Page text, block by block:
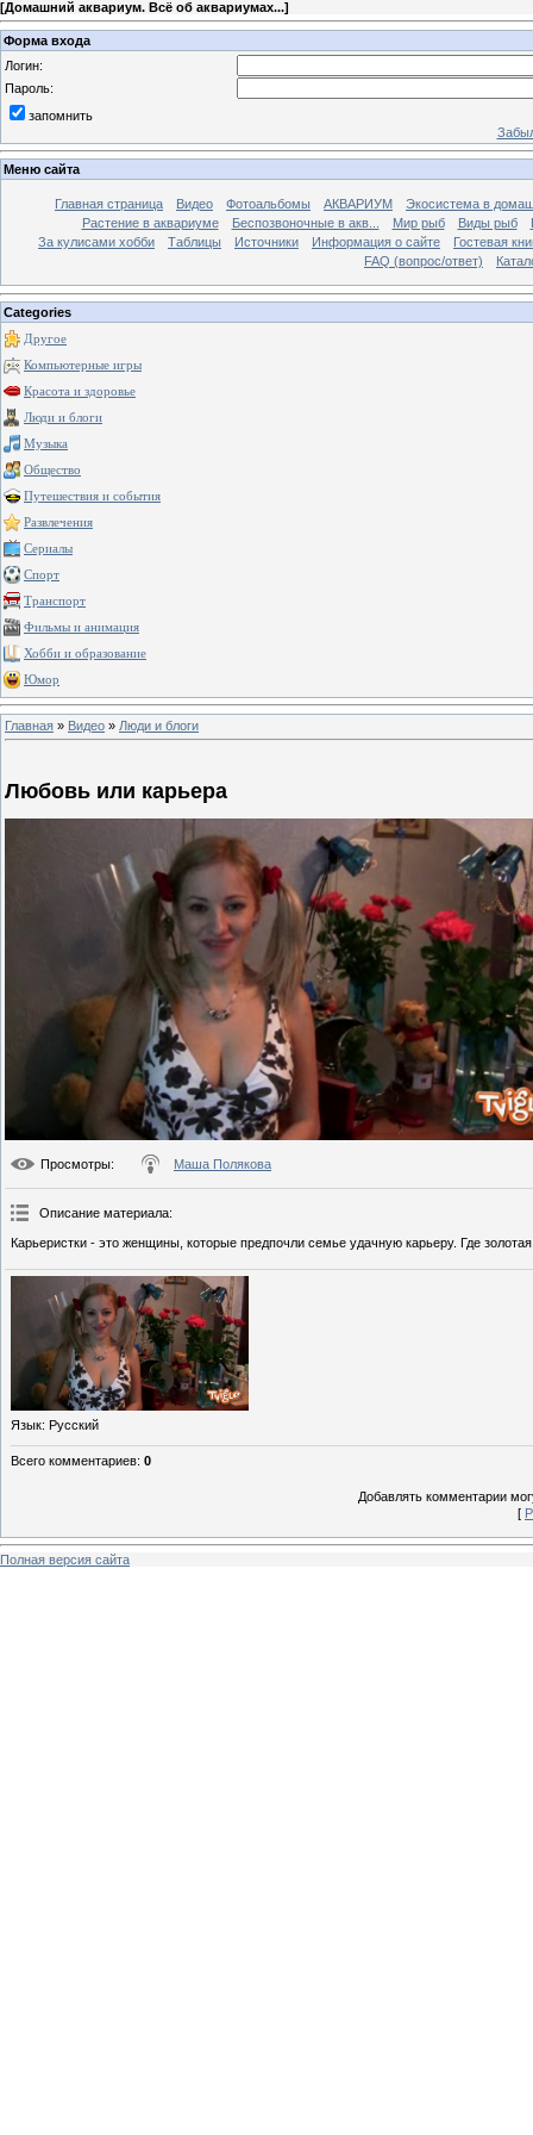
[Домашний аквариум. Всё об аквариумах...]
Форма входа
Логин:
Пароль:
запомнить
Меню сайта
Главная страница Видео Фотоальбомы АКВАРИУМ
Экосистема в
Растение в аквариуме
Беспозвоночные в акв... Мир рыб Виды рыб
За кулисами хобби
Таблицы Источники Информация о сайте
Гостевая
FAQ (вопрос/ответ)
Categories
Другое
Компьютерные игры
Красота и здоровье
Люди и блоги
Музыка
Общество
Путешествия и события
Развлечения
Сериалы
Спорт
Транспорт
Фильмы и анимация
Хобби и образование
Юмор
Главная » Видео » Люди и блоги
Любовь или карьера
Просмотры: Маша Полякова
Описание материала:
Карьеристки - это женщины, которые предпочли семье удачную карьеру. Где
Язык: Русский
Всего комментариев: 0
Добавлять комментарии
[
Полная версия сайта